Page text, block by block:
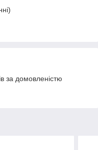
за домовленістю